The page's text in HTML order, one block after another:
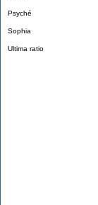
Psyché
Sophia
Ultima ratio